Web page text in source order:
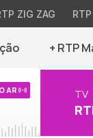
ZIG ZAG
+ RTP
AR TV